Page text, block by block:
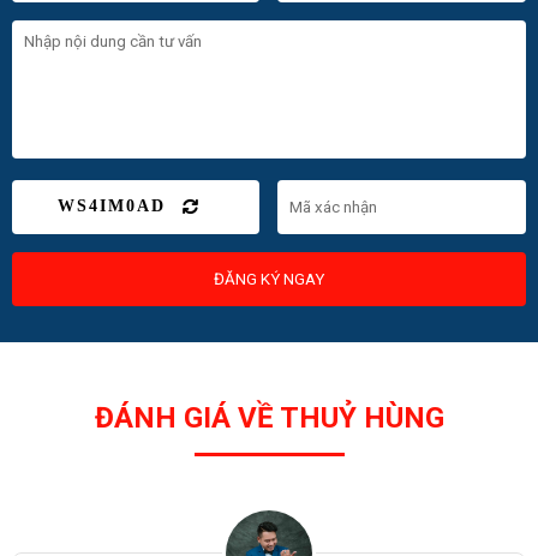
WS4IM0AD
ĐĂNG KÝ NGAY
ĐÁNH GIÁ VỀ THUỶ HÙNG